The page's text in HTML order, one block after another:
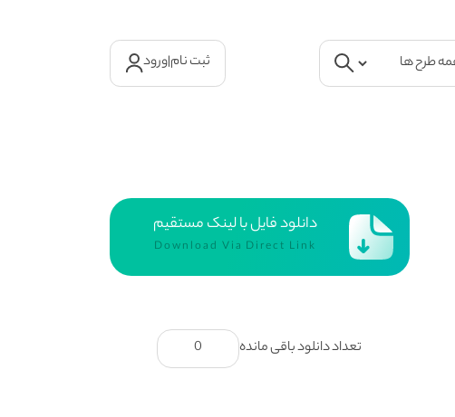
ثبت نام|ورود
دانلود فایل با لینک مستقیم
Download Via Direct Link
تعداد دانلود باقی مانده 0